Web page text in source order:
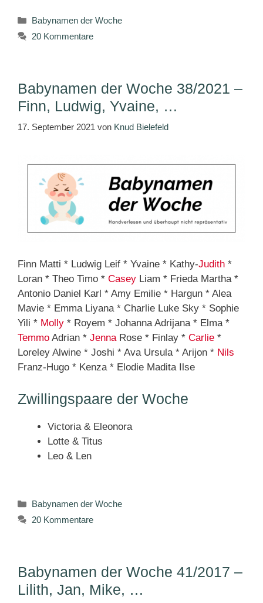
Kategorien
Babynamen der Woche
20 Kommentare
Babynamen der Woche 38/2021 –
Finn, Ludwig, Yvaine, …
17. September 2021 von Knud Bielefeld
Finn Matti * Ludwig Leif * Yvaine * Kathy-Judith *
Loran * Theo Timo * Casey Liam * Frieda Martha *
Antonio Daniel Karl * Amy Emilie * Hargun * Alea
Mavie * Emma Liyana * Charlie Luke Sky * Sophie
Yili * Molly * Royem * Johanna Adrijana * Elma *
Temmo Adrian * JennaRose * Finlay * Carlie *
Loreley Alwine * Joshi * Ava Ursula * Arijon * Nils
Franz-Hugo * Kenza * Elodie Madita Ilse
Zwillingspaare der Woche
Victoria & Eleonora
Lotte & Titus
Leo & Len
Kategorien
Babynamen der Woche
20 Kommentare
Babynamen der Woche 41/2017 –
Lilith, Jan, Mike, …